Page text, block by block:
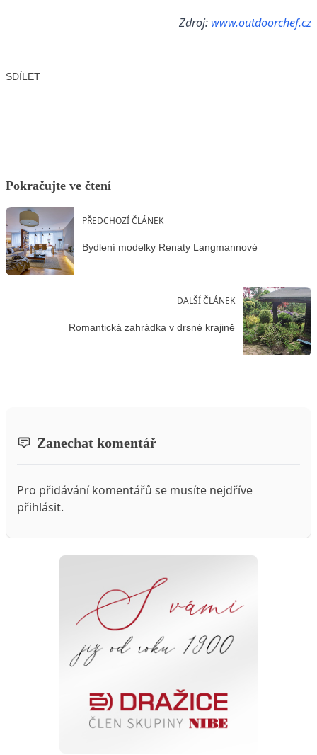
Zdroj: www.outdoorchef.cz
SDÍLET
Pokračujte ve čtení
PŘEDCHOZÍ ČLÁNEK
Bydlení modelky Renaty Langmannové
DALŠÍ ČLÁNEK
Romantická zahrádka v drsné krajině
Zanechat komentář
Pro přidávání komentářů se musíte nejdříve
přihlásit.